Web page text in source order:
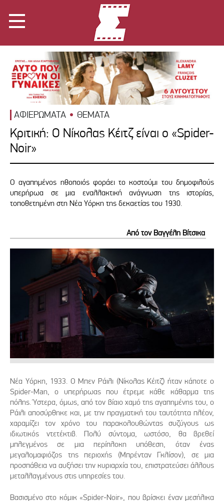
ΑΦΙΕΡΩΜΑΤΑ ΘΕΜΑΤΑ
Κριτική: Ο Νίκολας Κέιτζ είναι ο «Spider-
Noir»
Ο αγαπημένος ηθοποιός φοράει το κοστούμι του δημοφιλούς
υπερήρωα σε μια εναλλακτική ανάγνωση της ιστορίας,
τοποθετημένη στη Νέα Υόρκη της δεκαετίας του 1930.
Από τον Βαγγέλη Βίτσικα
Νέα Υόρκη, 1933. Ο Μπεν Ράιλι (Νίκολας Κέιτζ) ήταν κάποτε ο
Spider-Man, ο υπερήρωας που έτρεμε κάθε κάθαρμα της
πόλης. Ύστερα, όμως, από τον βίαιο χαμό της αγαπημένης του, ο
Ράιλι αποσύρθηκε και, με την πραγματική του ταυτότητα πλέον,
χαραμίζει τον χρόνο του παρακολουθώντας συζύγους ως
ιδιωτικός ντετέκτιβ. Πολύ σύντομα, ωστόσο, θα βρεθεί
μπλεγμένος σε μια περίπλοκη υπόθεση, όταν ένας
μεγαλομαφιόζος της περιοχής (Μπρένταν Γκλίσον), σε μια
προσπάθεια να αυξήσει την κυριαρχία του, επιστρατεύσει άλλους
μεταλλαγμένους στις υπηρεσίες του.
Βασισμένο στο κόμικ «Spider-Noir», που βρίσκει έναν μεσήλικα